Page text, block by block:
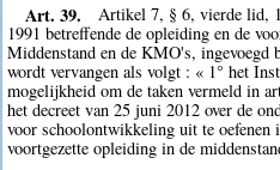
Art. 39.
Artikel 7, § 6, vierde lid,
1991 betreffende de opleiding en de
Middenstand en de KMO's, ingevoegd
wordt vervangen als volgt : « 1° het
mogelijkheid om de taken vermeld in
het decreet van 25 juni 2012 over de
voor schoolontwikkeling uit te oefenen
voortgezette opleiding in de